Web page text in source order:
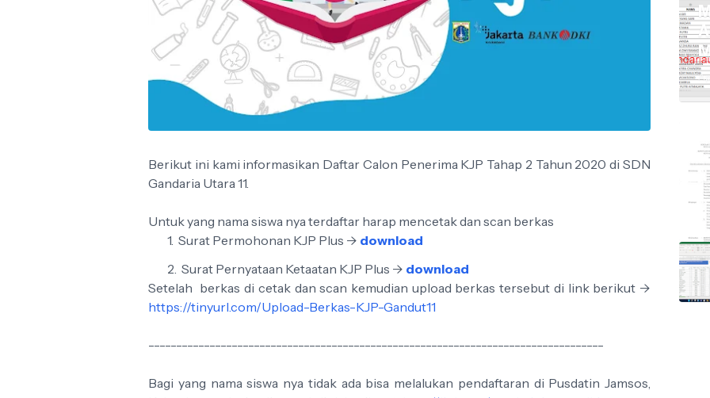
Berikut ini kami informasikan Daftar Calon Penerima KJP Tahap 2 Tahun 2020 di SDN
Gandaria Utara 11.
Untuk yang nama siswa nya terdaftar harap mencetak dan scan berkas
Surat Permohonan KJP Plus -> download
Surat Pernyataan Ketaatan KJP Plus -> download
Setelah berkas di cetak dan scan kemudian upload berkas tersebut di link berikut ->
https://tinyurl.com/Upload-Berkas-KJP-Gandut11
----------------------------------------------------------------------------------
Bagi yang nama siswa nya tidak ada bisa melalukan pendaftaran di Pusdatin Jamsos,